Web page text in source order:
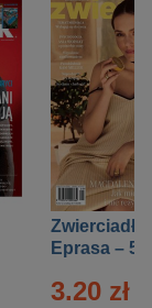
Zwierciadło
Eprasa – 5/
3.20 zł